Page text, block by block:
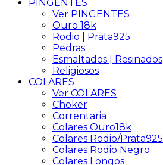
PINGENTES
Ver PINGENTES
Ouro 18k
Rodio | Prata925
Pedras
Esmaltados | Resinados
Religiosos
COLARES
Ver COLARES
Choker
Correntaria
Colares Ouro18k
Colares Rodio/Prata925
Colares Rodio Negro
Colares Longos